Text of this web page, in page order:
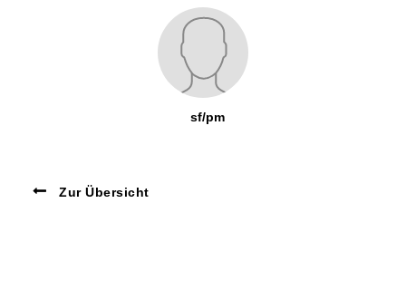
sf/pm
Zur Übersicht